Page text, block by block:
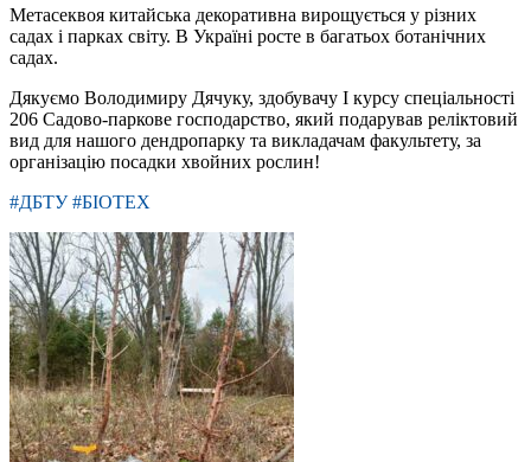
Метасеквоя китайська декоративна вирощується у різних
садах і парках світу. В Україні росте в багатьох ботанічних
садах.
Дякуємо Володимиру Дячуку, здобувачу І курсу спеціальності
206 Садово-паркове господарство, який подарував реліктовий
вид для нашого дендропарку та викладачам факультету, за
організацію посадки хвойних рослин!
#ДБТУ #БІОТЕХ